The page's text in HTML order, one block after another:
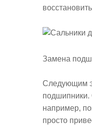
Замена
Следующим
подшипники.
например,
просто